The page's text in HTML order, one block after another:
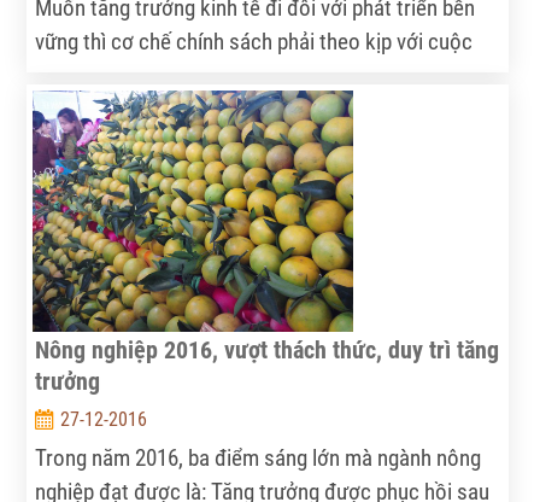
Muốn tăng trưởng kinh tế đi đôi với phát triển bền
vững thì cơ chế chính sách phải theo kịp với cuộc
Nông nghiệp 2016, vượt thách thức, duy trì tăng
trưởng
27-12-2016
Trong năm 2016, ba điểm sáng lớn mà ngành nông
nghiệp đạt được là: Tăng trưởng được phục hồi sau